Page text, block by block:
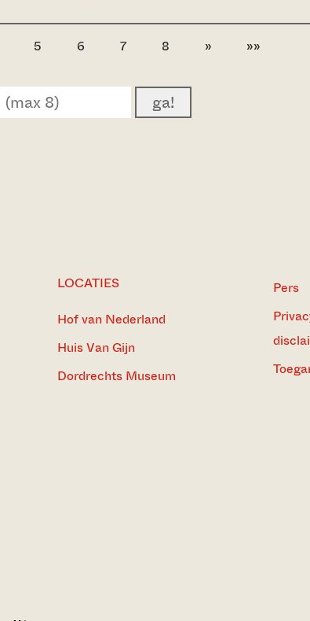
5 6 7 8 » »»
ga!
LOCATIES
Hof van Nederland
Huis Van Gijn
Dordrechts Museum
Pers